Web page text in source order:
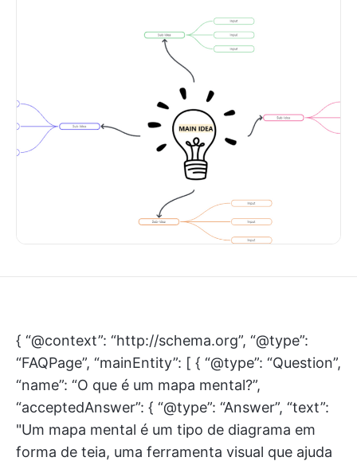
{ “@context”: “http://schema.org”, “@type”:
“FAQPage”, “mainEntity”: [ { “@type”: “Question”,
“name”: “O que é um mapa mental?”,
“acceptedAnswer”: { “@type”: “Answer”, “text”:
"Um mapa mental é um tipo de diagrama em
forma de teia, uma ferramenta visual que ajuda